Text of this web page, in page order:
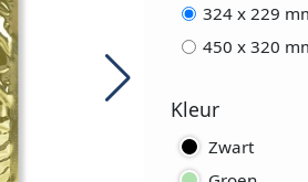
324 x 229
450 x 320
Kleur
Zwart